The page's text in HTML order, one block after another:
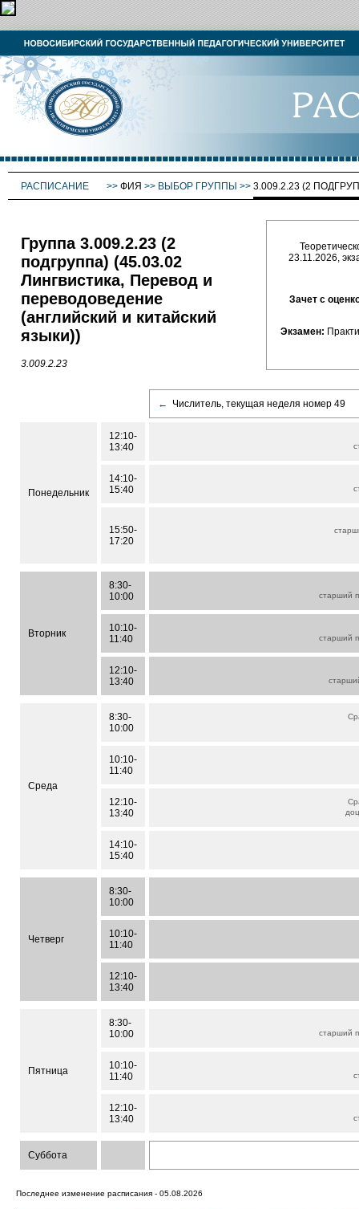
РАСПИСАНИЕ >> ФИЯ >> ВЫБОР ГРУППЫ >> 3.009.2.23 (2
Группа 3.009.2.23 (2
подгруппа) (45.03.02
Лингвистика, Перевод и
переводоведение
(английский и китайский
языки))
3.009.2.23
23.11.2026,
Зачет с
Экзамен:
← Числитель, текущая неделя номер 49
Понедельник
12:10-
13:40
14:10-
15:40
15:50-
17:20
Вторник
8:30-
10:00
старший
10:10-
11:40
старший
12:10-
13:40
Среда
8:30-
10:00
10:10-
11:40
12:10-
13:40
14:10-
15:40
Четверг
8:30-
10:00
10:10-
11:40
12:10-
13:40
Пятница
8:30-
10:00
старший
10:10-
11:40
12:10-
13:40
Суббота
Последнее изменение расписания - 05.08.2026